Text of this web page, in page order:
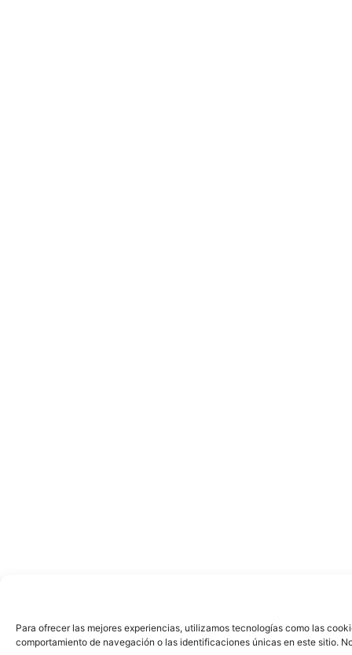
Para ofrecer las mejores experiencias, utilizamos tecnologías como las
comportamiento de navegación o las identificaciones únicas en este sitio.